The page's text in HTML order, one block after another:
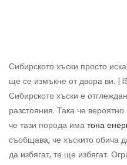
Сибирското хъски просто
ще се измъкне от двора ви.
Сибирското хъски е
разстояния. Така че
че тази порода има тона
съобщава, че хъскито обича
да избягат, те ще избягат.